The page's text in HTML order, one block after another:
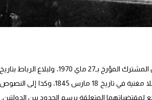
استندت الاتفاقية إلى معاهدة إفران لمنتصف يناير 1969، ولتصريح تلمسان المشترك المؤرخ بـ27 ماي 1970، ولبلاغ الرباط بتاريخ
15 يونيو 1972. كما أشارت في تصديرها إلى معاهدة رسم الحدود المبرمة بللا مغنية في تاريخ 18 مارس 1845، وكذا إلى النصوص